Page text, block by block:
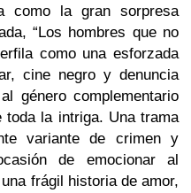
como la gran sorpresa
“Los hombres que no
como una esforzada
cine negro y denuncia
género complementario
toda la intriga. Una trama
variante de crimen y
de emocionar al
frágil historia de amor,